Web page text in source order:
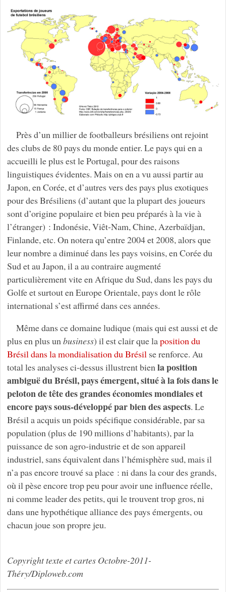
Près d’un millier de footballeurs brésiliens ont rejoint
des clubs de 80 pays du monde entier. Le pays qui en a
accueilli le plus est le Portugal, pour des raisons
linguistiques évidentes. Mais on en a vu aussi partir au
Japon, en Corée, et d’autres vers des pays plus exotiques
pour des Brésiliens (d’autant que la plupart des joueurs
sont d’origine populaire et bien peu préparés à la vie à
l’étranger) : Indonésie, Viêt-Nam, Chine, Azerbaïdjan,
Finlande, etc. On notera qu’entre 2004 et 2008, alors que
leur nombre a diminué dans les pays voisins, en Corée du
Sud et au Japon, il a au contraire augmenté
particulièrement vite en Afrique du Sud, dans les pays du
Golfe et surtout en Europe Orientale, pays dont le rôle
international s’est affirmé dans ces années.
Même dans ce domaine ludique (mais qui est aussi et de
plus en plus unbusiness) il est clair que laposition du
Brésil dans la mondialisation du Brésilse renforce. Au
total les analyses ci-dessus illustrent bienla position
ambiguë du Brésil, pays émergent, situé à la fois dans le
peloton de tête des grandes économies mondiales et
encore pays sous-développé par bien des aspects. Le
Brésil a acquis un poids spécifique considérable, par sa
population (plus de 190 millions d’habitants), par la
puissance de son agro-industrie et de son appareil
industriel, sans équivalent dans l’hémisphère sud, mais il
n’a pas encore trouvé sa place : ni dans la cour des grands,
où il pèse encore trop peu pour avoir une influence réelle,
ni comme leader des petits, qui le trouvent trop gros, ni
dans une hypothétique alliance des pays émergents, ou
chacun joue son propre jeu.
Copyright texte et cartes Octobre-2011-
Théry/Diploweb.com